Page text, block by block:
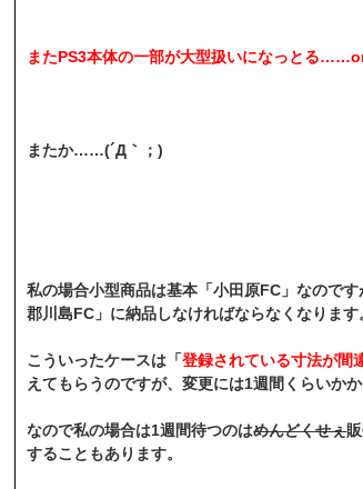
またPS3本体の一部が大型扱いになっとる
またか……(´Д｀；)
私の場合小型商品は基本「小田原FC」なので
郡川島FC」に納品しなければならなくなります
こういったケースは「登録されている寸法が間
えてもらうのですが、変更には1週間くらいか
なので私の場合は1週間待つのはめんどくせぇ
することもあります。